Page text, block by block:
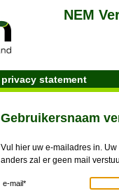
privacy statement
Gebruikersnaam
Vul hier uw e-mailadres in.
anders zal er geen mail
e-mail*